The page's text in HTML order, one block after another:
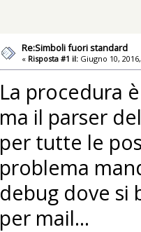
Re:Simboli fuori standard
« Risposta #1 il: Giugno 10,
La procedura
ma il parser
per tutte le
problema
debug dove si
per mail...